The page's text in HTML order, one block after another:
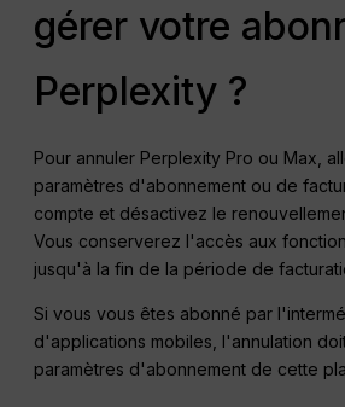
gérer votre
Perplexity ?
Pour annuler Perplexity Pro ou Max,
paramètres d'abonnement ou de
compte et désactivez le
Vous conserverez l'accès aux
jusqu'à la fin de la période de
Si vous vous êtes abonné par
d'applications mobiles, l'annulation
paramètres d'abonnement de cette